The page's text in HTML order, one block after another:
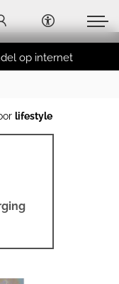
op internet
lifestyle